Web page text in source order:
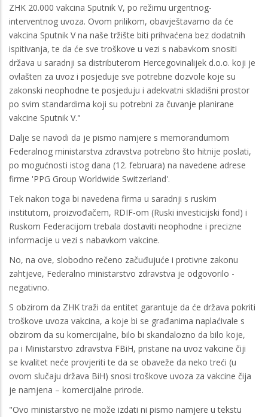
ZHK 20.000 vakcina Sputnik V, po režimu urgentnog-
interventnog uvoza. Ovom prilikom, obavještavamo da će
vakcina Sputnik V na naše tržište biti prihvaćena bez dodatnih
ispitivanja, te da će sve troškove u vezi s nabavkom snositi
država u saradnji sa distributerom Hercegovinalijek d.o.o. koji je
ovlašten za uvoz i posjeduje sve potrebne dozvole koje su
zakonski neophodne te posjeduju i adekvatni skladišni prostor
po svim standardima koji su potrebni za čuvanje planirane
vakcine Sputnik V."
Dalje se navodi da je pismo namjere s memorandumom
Federalnog ministarstva zdravstva potrebno što hitnije poslati,
po mogućnosti istog dana (12. februara) na navedene adrese
firme 'PPG Group Worldwide Switzerland'.
Tek nakon toga bi navedena firma u saradnji s ruskim
institutom, proizvođačem, RDIF-om (Ruski investicijski fond) i
Ruskom Federacijom trebala dostaviti neophodne i precizne
informacije u vezi s nabavkom vakcine.
No, na ove, slobodno rečeno začuđujuće i protivne zakonu
zahtjeve, Federalno ministarstvo zdravstva je odgovorilo -
negativno.
S obzirom da ZHK traži da entitet garantuje da će država pokriti
troškove uvoza vakcina, a koje bi se građanima naplaćivale s
obzirom da su komercijalne, bilo bi skandalozno da bilo koje,
pa i Ministarstvo zdravstva FBiH, pristane na uvoz vakcine čiji
se kvalitet neće provjeriti te da se obaveže da neko treći (u
ovom slučaju država BiH) snosi troškove uvoza za vakcine čija
je namjena – komercijalne prirode.
"Ovo ministarstvo ne može izdati ni pismo namjere u tekstu